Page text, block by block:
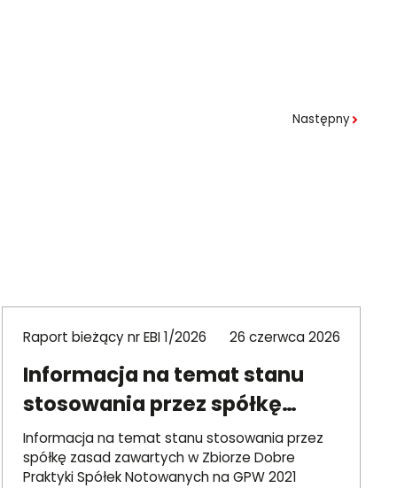
Następny
Raport bieżący nr EBI 1/2026 26 czerwca 2026
Informacja na temat stanu
stosowania przez spółkę
zasad DPSN2021
Informacja na temat stanu stosowania przez
spółkę zasad zawartych w Zbiorze Dobre
Praktyki Spółek Notowanych na GPW 2021